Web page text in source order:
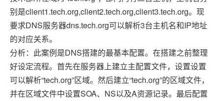
别是client1.tech.org,client2.tech.org,client3.tech.org。现
要求DNS服务器dns.tech.org可以解析3台主机名和IP地址
的对应关系。
分析：此案例是DNS搭建的最基本配置。在搭建之前整理
好设定流程。首先在服务器上建立主配置文件，设置设置
可以解析“tech.org”区域。然后建立“tech.org”的区域文件，
并在区域文件中设置SOA、NS以及A资源记录。最后配置